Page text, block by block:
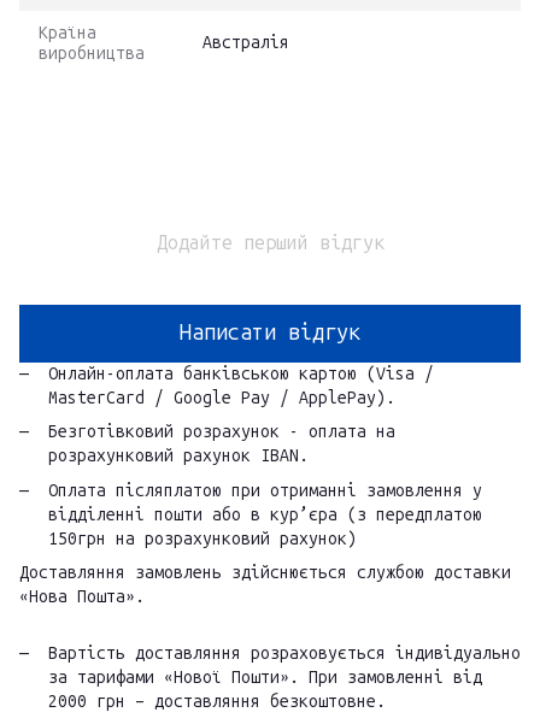
Країна
виробництва
Австралія
Додайте перший відгук
Написати відгук
Онлайн-оплата банківською картою (Visa /
MasterCard / Google Pay / ApplePay).
Безготівковий розрахунок - оплата на
розрахунковий рахунок IBAN.
Оплата післяплатою при отриманні замовлення у
відділенні пошти або в кур’єра (з передплатою
150грн на розрахунковий рахунок)
Доставляння замовлень здійснюється службою доставки
«Нова Пошта».
Вартість доставляння розраховується індивідуально
за тарифами «Нової Пошти». При замовленні від
2000 грн – доставляння безкоштовне.